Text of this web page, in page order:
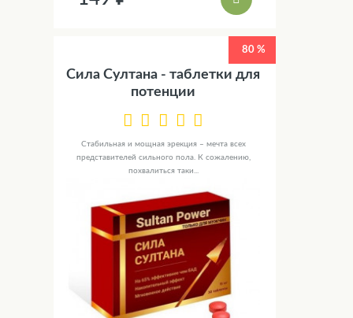
80 %
Сила Султана - таблетки для
потенции
Стабильная и мощная эрекция – мечта всех
представителей сильного пола. К сожалению,
похвалиться таки...